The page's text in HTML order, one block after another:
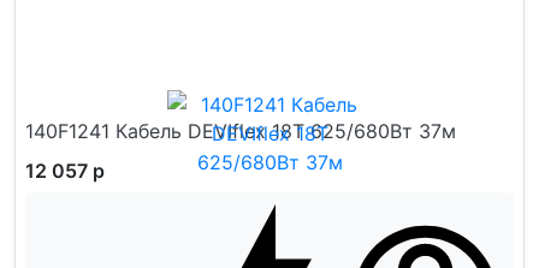
140F1241 Кабель DEVIflex 18T 625/680Вт 37м
12 057 р